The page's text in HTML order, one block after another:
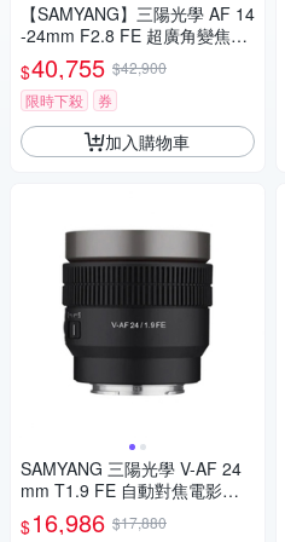
【SAMYANG】三陽光學 AF 14
-24mm F2.8 FE 超廣角變焦鏡
頭 公司貨
$40,755 $42,900
限時下殺
券
加入購物車
SAMYANG 三陽光學 V-AF 24
mm T1.9 FE 自動對焦電影鏡 S
ony FE 公司貨
$16,986 $17,880